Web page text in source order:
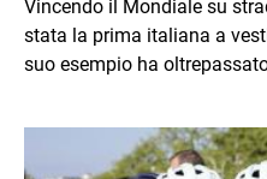
Vincendo il Mondiale su
stata la prima italiana a
suo esempio ha